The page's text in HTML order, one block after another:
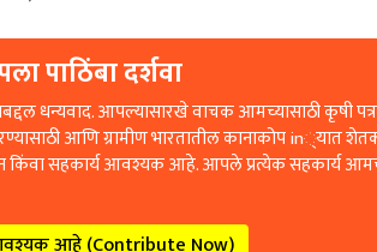
पाठिंबा दर्शवा
धन्यवाद. आपल्यासारखे वाचक आमच्यासाठी कृषी
आणि ग्रामीण भारतातील कानाकोप in्यात
किंवा सहकार्य आवश्यक आहे. आपले प्रत्येक सहकार्य
आहे (Contribute Now)